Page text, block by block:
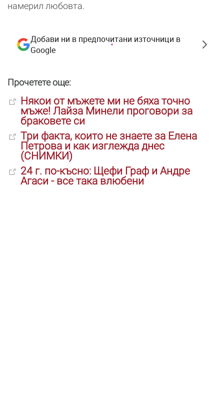
намерил любовта.
Добави ни в предпочитани източници в
Google
Прочетете още:
Някои от мъжете ми не бяха точно
мъже! Лайза Минели проговори за
браковете си
Три факта, които не знаете за Елена
Петрова и как изглежда днес
(СНИМКИ)
24 г. по-късно: Щефи Граф и Андре
Агаси - все така влюбени